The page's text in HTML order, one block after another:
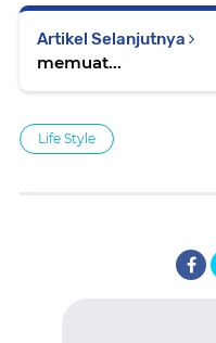
Artikel Selanjutnya
memuat...
Life Style